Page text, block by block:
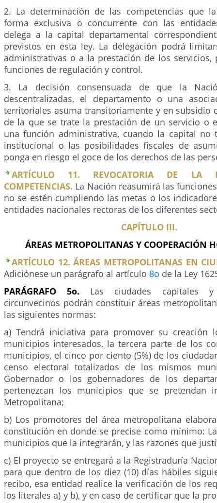
2. La determinación de las competencias que
forma exclusiva o concurrente con las
delega a la capital departamental
previstos en esta ley. La delegación podrá
administrativas o a la prestación de los servicios,
funciones de regulación y control.
3. La decisión consensuada de que la
descentralizadas, el departamento o una
territoriales asuma transitoriamente y en subsidio
de la que se trate la prestación de un servicio o
una función administrativa, cuando la capital no
institucional o las posibilidades fiscales de
ponga en riesgo el goce de los derechos de las
ARTÍCULO 11. REVOCATORIA DE LA
COMPETENCIAS. La Nación reasumirá las
no se estén cumpliendo las metas o los
entidades nacionales rectoras de los diferentes
CAPÍTULO III.
ÁREAS METROPOLITANAS Y COOPERACIÓN
ARTÍCULO 12. ÁREAS METROPOLITANAS EN
Adiciónese un parágrafo al artículo 8o de la Ley
PARÁGRAFO 5o. Las ciudades capitales
circunvecinos podrán constituir áreas
las siguientes normas:
a) Tendrá iniciativa para promover su creación
municipios interesados, la tercera parte de los
municipios, el cinco por ciento (5%) de los
censo electoral totalizados de los mismos
Gobernador o los gobernadores de los
pertenezcan los municipios que se pretendan
Metropolitana;
b) Los promotores del área metropolitana
constitución en donde se precise como mínimo:
municipios que la integrarán, y las razones que
c) El proyecto se entregará a la Registraduría
para que dentro de los diez (10) días hábiles
recibo, esa entidad realice la verificación de los
los literales a) y b), y en caso de certificar que la